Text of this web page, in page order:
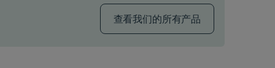
查看我们的所有产品